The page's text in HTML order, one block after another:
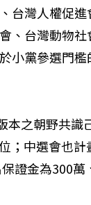
台灣人權促
、台灣動物
小黨參選門檻
本之朝野共識
；中選會也計
證金為300萬